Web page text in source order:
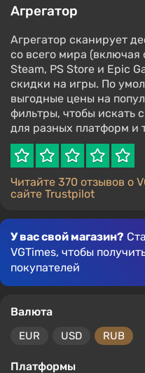
Агрегатор
Агрегатор сканирует
со всего мира
Steam, PS Store и Epic
скидки на игры. По
выгодные цены на
фильтры, чтобы искать
для разных платформ и
Читайте 370 отзывов о
сайте Trustpilot
У вас свой магазин?
VGTimes, чтобы
покупателей
Валюта
EUR USD RUB
Платформы